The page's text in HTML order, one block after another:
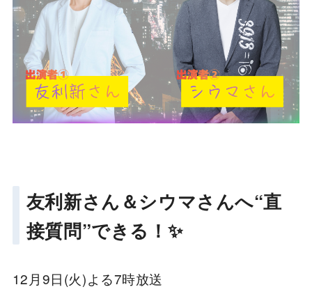
友利新さん＆シウマさんへ“直
接質問”できる！✨
12月9日(火)よる7時放送